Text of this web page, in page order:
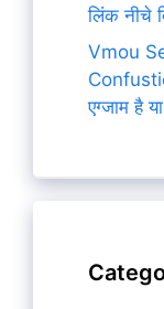
लिंक नीचे
Vmou
एग्जाम है